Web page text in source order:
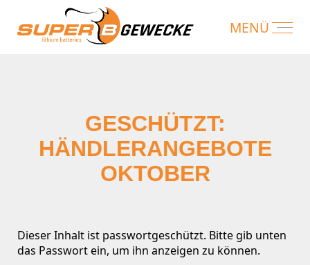
GESCHÜTZT:
HÄNDLERANGEBOTE
OKTOBER
Dieser Inhalt ist passwortgeschützt. Bitte gib unten
das Passwort ein, um ihn anzeigen zu können.